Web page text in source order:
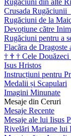
Crusada Rugăciunii
Rugăciuni de la
Devoțiune către
Rugăciuni pentru a
Flacăra de
† † † Cele
Isus Hristos
Instrucțiuni pentru
Medalii și Scapulari
Imagini Minunate
Mesaje din Ceruri
Mesaje Recente
Mesaje ale lui Iisus
Rivelări Mariane lui